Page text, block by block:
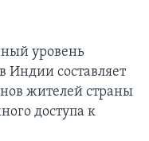
уровень
Индии составляет
жителей страны
доступа к